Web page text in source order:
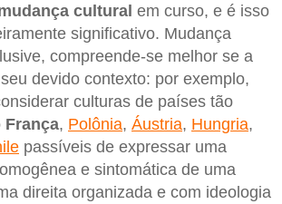
cultural em curso, e é isso
significativo. Mudança
compreende-se melhor se a
devido contexto: por exemplo,
culturas de países tão
França, Polônia, Áustria, Hungria,
passíveis de expressar uma
e sintomática de uma
direita organizada e com ideologia